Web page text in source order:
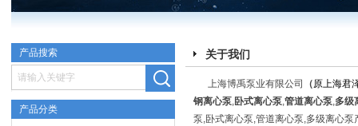
产品搜索
产品分类
关于我们
上海博禹泵业有限公司 （原上海君
钢离心泵,卧式离心泵,管道离心泵,多级
泵,卧式离心泵,管道离心泵,多级离心